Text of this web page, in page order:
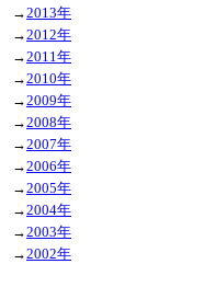
→2013年
→2012年
→2011年
→2010年
→2009年
→2008年
→2007年
→2006年
→2005年
→2004年
→2003年
→2002年